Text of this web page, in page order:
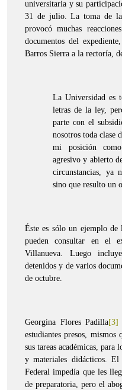
universitaria y su
31 de julio. La toma de la
provocó muchas
documentos del
Barros Sierra a la rectoría,
La Universidad es
letras de la ley,
parte con el
nosotros toda clase
mi posición
agresivo y abierto
circunstancias, ya
sino que resulto un
Éste es sólo un ejemplo de
pueden consultar en el
Villanueva. Luego
detenidos y de varios
de octubre.
Georgina Flores Padilla[3]
estudiantes presos, mismos
sus tareas académicas,
y materiales didácticos.
Federal impedía que les
de preparatoria, pero el